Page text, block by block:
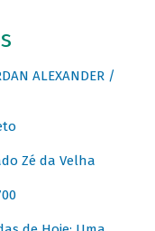
ALEXANDER /
Zé da Velha